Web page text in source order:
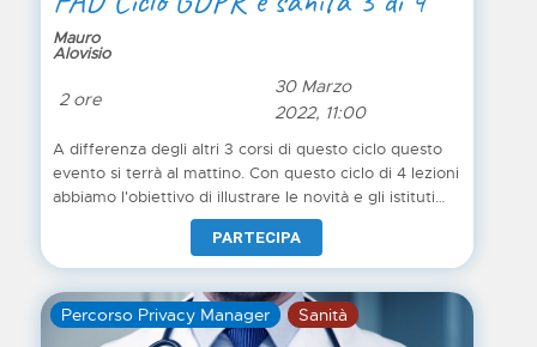
Mauro
Alovisio
2 ore
30 Marzo
2022, 11:00
A differenza degli altri 3 corsi di questo ciclo questo
evento si terrà al mattino. Con questo ciclo di 4 lezioni
abbiamo l'obiettivo di illustrare le novità e gli istituti
del regolamento privacy europeo GDPR nel contesto
PARTECIPA
Percorso Privacy Manager Sanità